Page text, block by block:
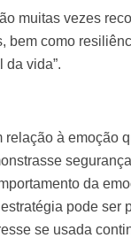
muitas vezes
bem como
da vida”.
à emoção
da
pode ser
se usada